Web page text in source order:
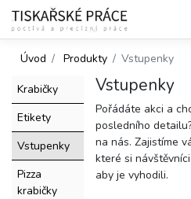
Úvod Produkty Vstupenky
Krabičky
Etikety
Vstupenky
Pizza
krabičky
Vstupenky
Pořádáte akci a
posledního
na nás. Zajistíme
které si
aby je vyhodili.